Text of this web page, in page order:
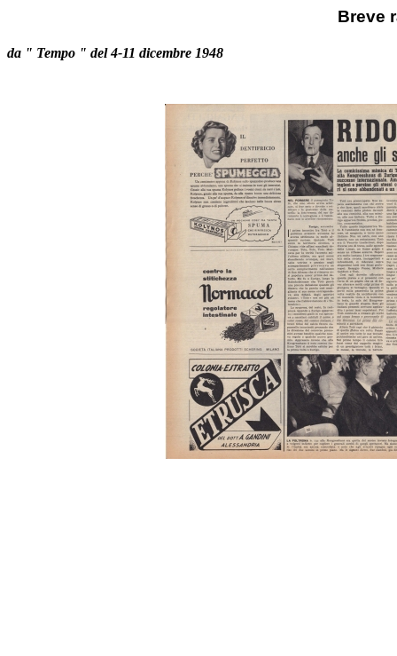
Breve
da " Tempo " del 4-11 dicembre 1948